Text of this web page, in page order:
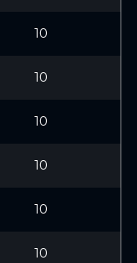
10
10
10
10
10
10